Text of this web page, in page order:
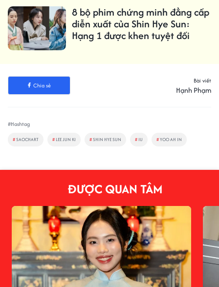
8 bộ phim chứng minh đẳng cấp
diễn xuất của Shin Hye Sun:
Hạng 1 được khen tuyệt đối
Chia sẻ
Bài viết
Hạnh Phạm
#Hashtag
#SAOCHART # LEE JUN KI #SHIN HYE SUN # IU #YOO AH IN
ĐƯỢC QUAN TÂM